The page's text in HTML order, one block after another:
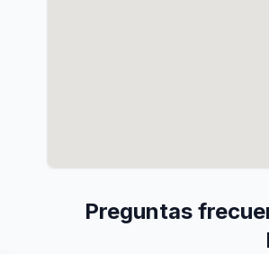
Preguntas